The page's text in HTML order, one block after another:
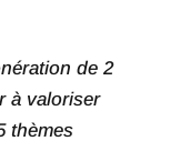
de 2
à valoriser
thèmes